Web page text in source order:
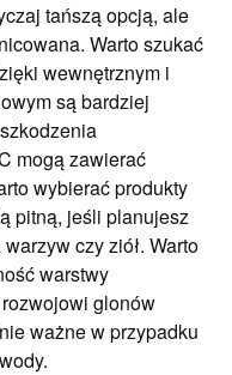
tańszą opcją, ale
Warto szukać
wewnętrznym i
są bardziej
mogą zawierać
wybierać produkty
pitną, jeśli planujesz
czy ziół. Warto
warstwy
glonów
ważne w przypadku